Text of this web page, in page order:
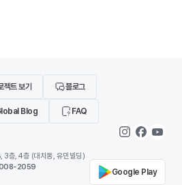
젝트 보기 블로그
Blog FAQ
3층, 4층 (대치동, 유민빌딩)
2059
Google Play